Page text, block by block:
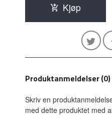
Kjøp
Produktanmeldelser (0)
Skriv en
med dette produktet med